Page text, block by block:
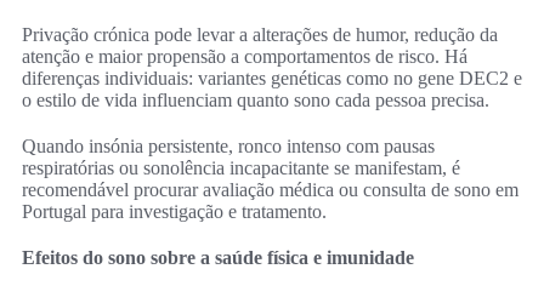
Privação crónica pode levar a alterações de humor, redução da
atenção e maior propensão a comportamentos de risco. Há
diferenças individuais: variantes genéticas como no gene DEC2 e
o estilo de vida influenciam quanto sono cada pessoa precisa.
Quando insónia persistente, ronco intenso com pausas
respiratórias ou sonolência incapacitante se manifestam, é
recomendável procurar avaliação médica ou consulta de sono em
Portugal para investigação e tratamento.
Efeitos do sono sobre a saúde física e imunidade